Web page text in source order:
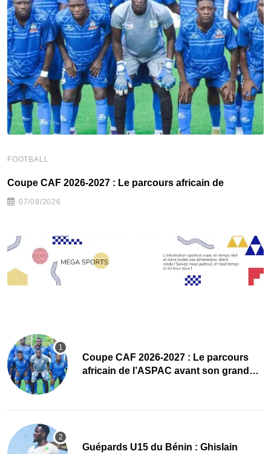
FOOTBALL
Coupe CAF 2026-2027 : Le parcours africain de
07/08/2026
Coupe CAF 2026-2027 : Le parcours
africain de l’ASPAC avant son grand
Guépards U15 du Bénin : Ghislain